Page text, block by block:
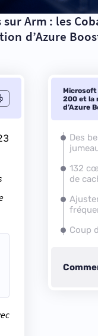
Arm : les
d’Azure
Microsoft
200 et la
d’Azure
Des
132
de
Coup